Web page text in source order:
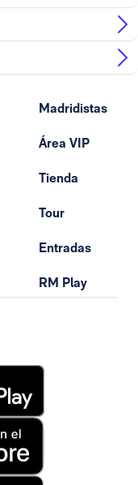
Madridistas
Área VIP
Tienda
Tour
Entradas
RM Play